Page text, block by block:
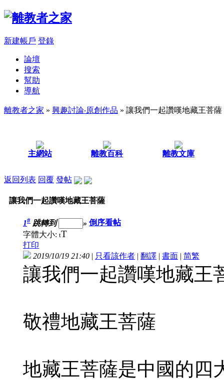
新建帳戶 登錄
論壇
搜索
幫助
導航
離教者之家 » 興趣討論‧原創作品 » 讓我們一起讚嘆地藏王菩薩
主網站 離教百科 離教文庫
返回列表 回覆 發帖
讓我們一起讚嘆地藏王菩薩
1# 跳轉到 » 倒序看帖
字體大小: tT
打印
2019/10/19 21:40 | 只看該作者 | 翻譯 | 書面 | 简繁
讓我們一起讚嘆地藏王
敬禮地藏王菩薩
地藏王菩薩是中國的四